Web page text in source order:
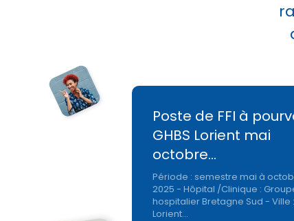
Poste de FFI à
GHBS Lorient mai
octobre…
Période : semestre mai à
2025 - Hôpital /Clinique :
hospitalier Bretagne Sud - Ville :
Lorient…